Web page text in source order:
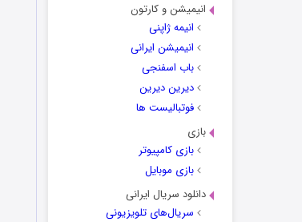
انیمیشن و کارتون
انیمه ژاپنی
انیمیشن ایرانی
باب اسفنجی
دیرین دیرین
فوتبالیست ها
بازی
بازی کامپیوتر
بازی موبایل
دانلود سریال ایرانی
سریال‌های تلویزیونی